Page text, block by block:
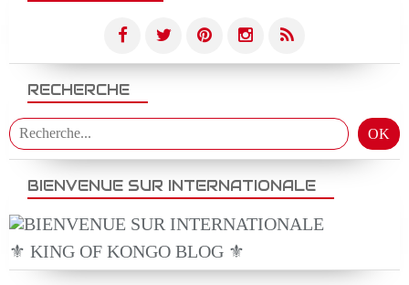
RECHERCHE
BIENVENUE SUR INTERNATIONALE
⚜️ KING OF KONGO BLOG ⚜️